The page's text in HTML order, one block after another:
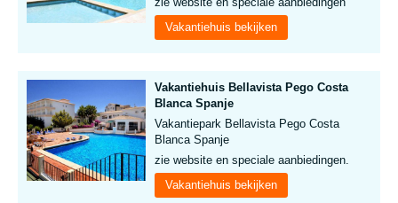
Vakantiehuis bekijken
Vakantiehuis Bellavista Pego Costa
Blanca Spanje
Vakantiepark Bellavista Pego Costa
Blanca Spanje
zie website en speciale aanbiedingen.
Vakantiehuis bekijken